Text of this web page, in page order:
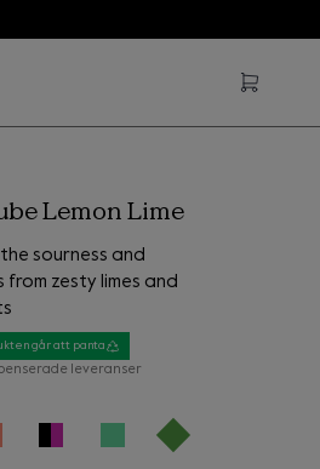
Lemon Lime
sourness and
from zesty limes and
går att panta
leveranser